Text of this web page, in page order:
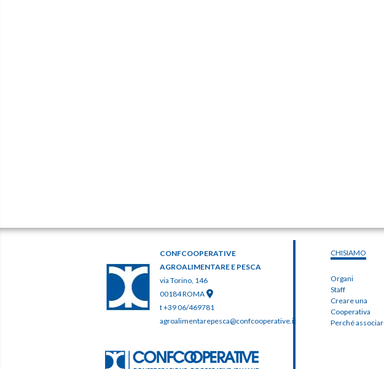
CONFCOOPERATIVE
AGROALIMENTARE E PESCA
via Torino, 146
00184 ROMA
t +39 06/469781
agroalimentarepesca@confcooperative.it
CHISIAMO
Organi
Staff
Creare una
Cooperativa
Perché